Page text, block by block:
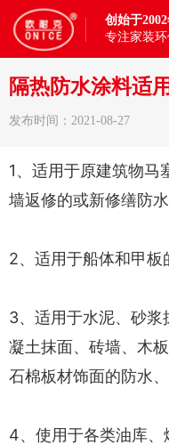
创始于
专注家装
隔热防水涂料适
发布时间：2021-08-27
1、适用于原建筑物马
墙返修的或新修缮防
2、适用于船体和甲板
3、适用于水泥、砂
凝土抹面、砖墙、木
石棉板材饰面的防水、
4、使用于各类油库